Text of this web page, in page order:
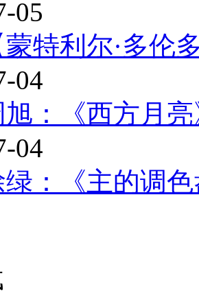
05
蒙特利尔·多伦
04
旭：《西方月
04
绿：《主的调